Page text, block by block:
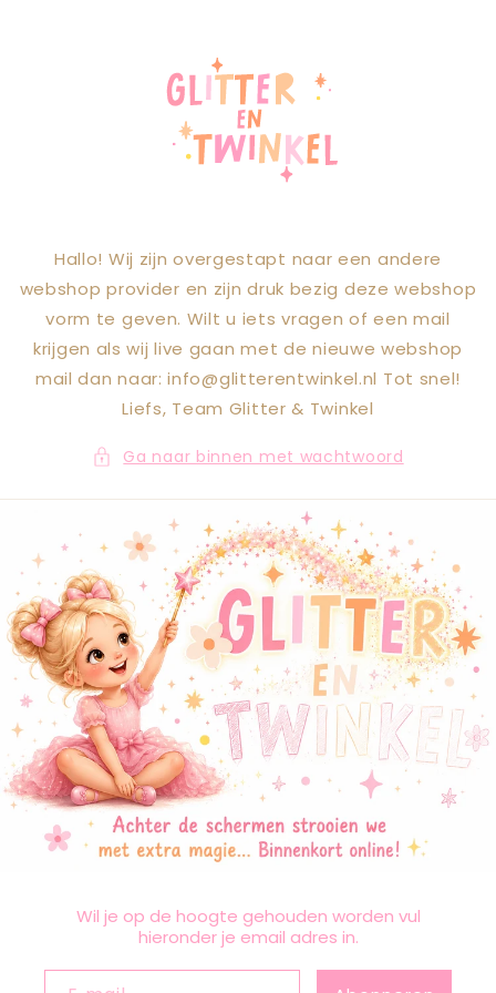
Hallo! Wij zijn overgestapt naar een andere
webshop provider en zijn druk bezig deze webshop
vorm te geven. Wilt u iets vragen of een mail
krijgen als wij live gaan met de nieuwe webshop
mail dan naar: info@glitterentwinkel.nl Tot snel!
Liefs, Team Glitter & Twinkel
Ga naar binnen met wachtwoord
Wil je op de hoogte gehouden worden vul
hieronder je email adres in.